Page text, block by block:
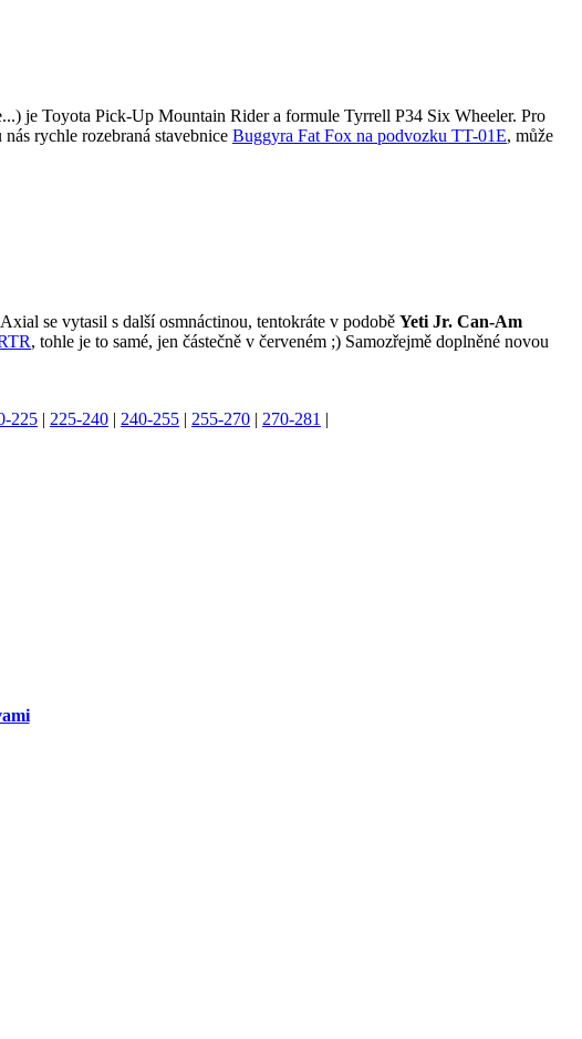
je Toyota Pick-Up Mountain Rider a formule Tyrrell P34 Six Wheeler. Pro
rychle rozebraná stavebnice Buggyra Fat Fox na podvozku TT-01E, může
se vytasil s další osmnáctinou, tentokráte v podobě Yeti Jr. Can-Am
, tohle je to samé, jen částečně v červeném ;) Samozřejmě doplněné novou
225 | 225-240 | 240-255 | 255-270 | 270-281 |